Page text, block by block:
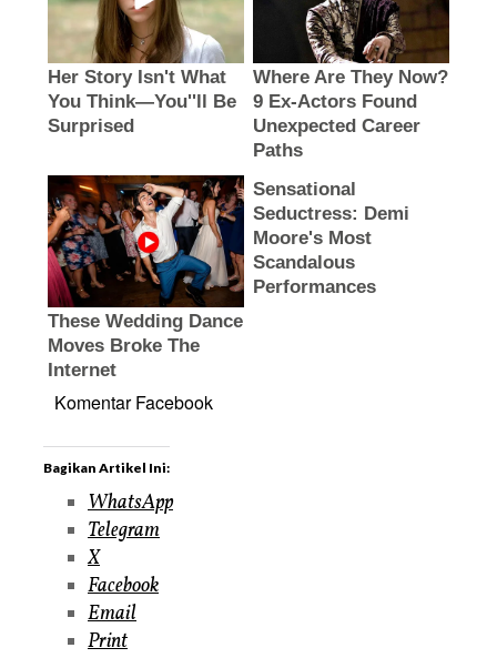
Komentar Facebook
Bagikan Artikel Ini:
WhatsApp
Telegram
X
Facebook
Email
Print